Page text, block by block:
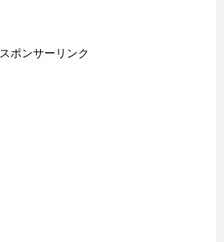
スポンサーリンク